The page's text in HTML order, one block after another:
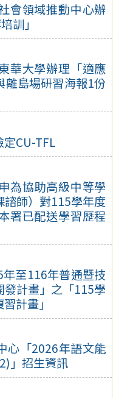
會領域推動中心辦
訓」
華大學辦理「適應
離島場研習海報1份
CU-TFL
為協助高級中等學
師）對115學年度
署已配送學習歷程
至116年普通暨技
計畫」之「115學
計畫」
心「2026年語文能
」招生資訊